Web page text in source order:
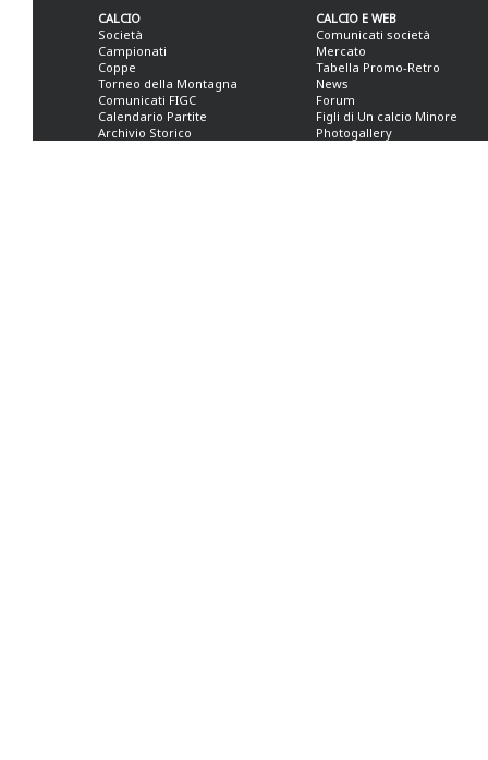
CALCIO
Società
Campionati
Coppe
Torneo della Montagna
Comunicati FIGC
Calendario Partite
Archivio Storico
CALCIO E WEB
Comunicati società
Mercato
Tabella Promo-Retro
News
Forum
Figli di Un calcio Minore
Photogallery